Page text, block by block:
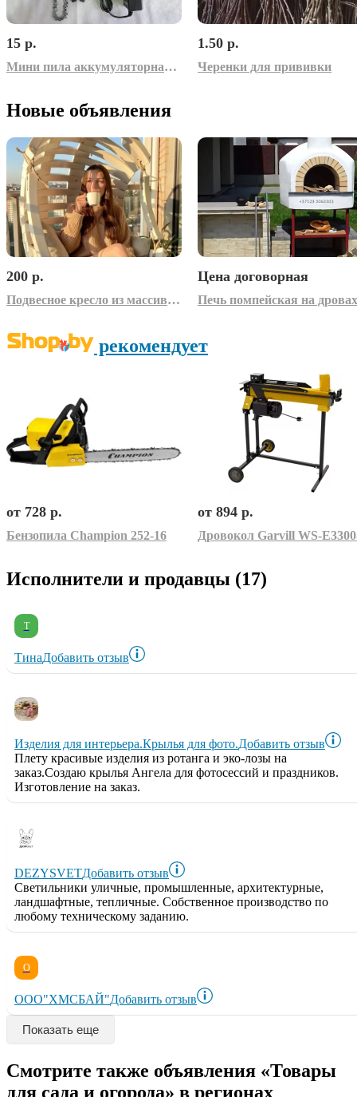
15 р.
Мини пила аккумуляторная – запчасти
1.50 р.
Черенки для прививки
Новые объявления
200 р.
Подвесное кресло из массива дерева
Цена договорная
Печь помпейская на дровах
рекомендует
от 728 р.
Бензопила Champion 252-16
от 894 р.
Дровокол Garvill WS-
Исполнители и продавцы (17)
Т
ТинаДобавить отзыв
Изделия для интерьера.Крылья для фото.Добавить отзыв
Плету красивые изделия из ротанга и эко-лозы на
заказ.Создаю крылья Ангела для фотосессий и праздников.
Изготовление на заказ.
DEZYSVETДобавить отзыв
Светильники уличные, промышленные, архитектурные,
ландшафтные, тепличные. Собственное производство по
любому техническому заданию.
О
ООО"ХМСБАЙ"Добавить отзыв
Показать еще
Смотрите также объявления «Товары
для сада и огорода» в регионах